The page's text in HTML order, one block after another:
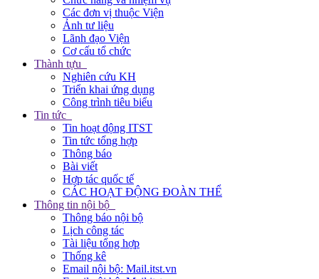
Các đơn vị thuộc Viện
Ảnh tư liệu
Lãnh đạo Viện
Cơ cấu tổ chức
Thành tựu
Nghiên cứu KH
Triển khai ứng dụng
Công trình tiêu biểu
Tin tức
Tin hoạt động ITST
Tin tức tổng hợp
Thông báo
Bài viết
Hợp tác quốc tế
CÁC HOẠT ĐỘNG ĐOÀN THỂ
Thông tin nội bộ
Thông báo nội bộ
Lịch công tác
Tài liệu tổng hợp
Thống kê
Email nội bộ: Mail.itst.vn